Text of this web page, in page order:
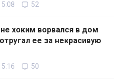
52
хоким ворвался в дом
ее за некрасивую
50